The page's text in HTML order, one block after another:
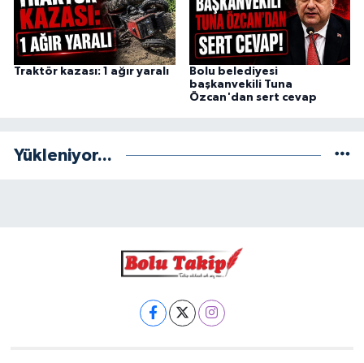
Traktör kazası: 1 ağır yaralı
Bolu belediyesi
başkanvekili Tuna
Özcan'dan sert cevap
Yükleniyor...